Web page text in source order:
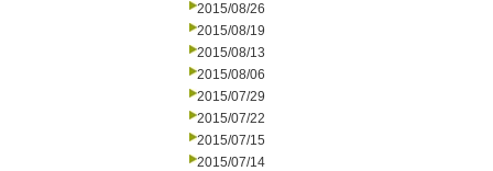
2015/08/26
2015/08/19
2015/08/13
2015/08/06
2015/07/29
2015/07/22
2015/07/15
2015/07/14